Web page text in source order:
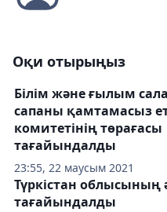
Оқи отырыңыз
23:55, 22 маусым 2021
Білім және ғылым
сапаны қамтамасыз
комитетінің төрағасы
тағайындалды
Түркістан облысының
тағайындалды